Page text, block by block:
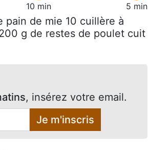
10 min 5 min
pain de mie 10 cuillère à
g de restes de poulet cuit
, insérez votre email.
Je m'inscris